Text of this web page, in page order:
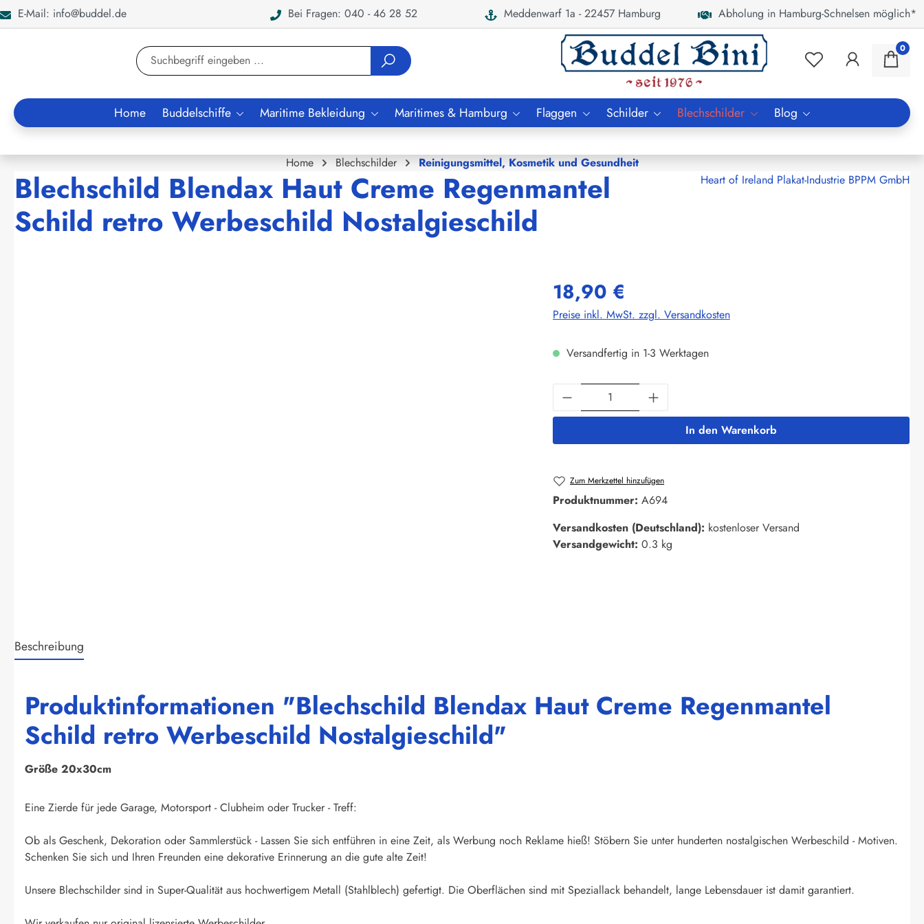
Zur Suche springen
E-Mail: info@buddel.de Bei Fragen: 040 - 46 28 52 Meddenwarf 1a - 22457 Hamburg Abholung in Hamburg-Schnelsen möglich*
0
Home Buddelschiffe Maritime Bekleidung Maritimes & Hamburg Flaggen Schilder Blechschilder Blog
Home Blechschilder Reinigungsmittel, Kosmetik und Gesundheit
Blechschild Blendax Haut Creme Regenmantel
Schild retro Werbeschild Nostalgieschild
Heart of Ireland Plakat-Industrie BPPM GmbH
18,90 €
Preise inkl. MwSt. zzgl. Versandkosten
Versandfertig in 1-3 Werktagen
Produkt Anzahl: Gib den gewünschten Wert ein
In den Warenkorb
Zum Merkzettel hinzufügen
Produktnummer: A694
Versandkosten (Deutschland): kostenloser Versand
Versandgewicht: 0.3 kg
Beschreibung
Produktinformationen "Blechschild Blendax Haut Creme Regenmantel
Schild retro Werbeschild Nostalgieschild"
Größe 20x30cm
Eine Zierde für jede Garage, Motorsport - Clubheim oder Trucker - Treff:
Ob als Geschenk, Dekoration oder Sammlerstück - Lassen Sie sich entführen in eine Zeit, als Werbung noch Reklame hieß! Stöbern Sie unter hunderten nostalgischen Werbeschild - Motiven.
Schenken Sie sich und Ihren Freunden eine dekorative Erinnerung an die gute alte Zeit!
Unsere Blechschilder sind in Super-Qualität aus hochwertigem Metall (Stahlblech) gefertigt. Die Oberflächen sind mit Speziallack behandelt, lange Lebensdauer ist damit garantiert.